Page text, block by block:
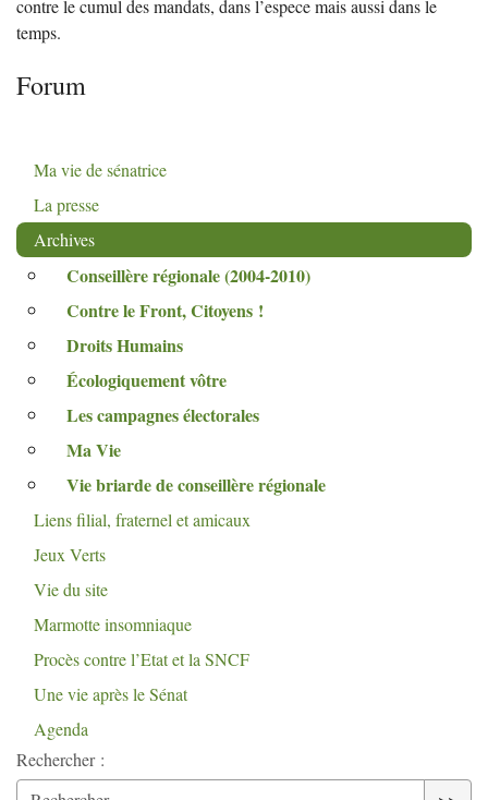
contre le cumul des mandats, dans l’espece mais aussi dans le
temps.
Forum
Ma vie de sénatrice
La presse
Archives
Conseillère régionale (2004-2010)
Contre le Front, Citoyens !
Droits Humains
Écologiquement vôtre
Les campagnes électorales
Ma Vie
Vie briarde de conseillère régionale
Liens filial, fraternel et amicaux
Jeux Verts
Vie du site
Marmotte insomniaque
Procès contre l’Etat et la SNCF
Une vie après le Sénat
Agenda
Rechercher :